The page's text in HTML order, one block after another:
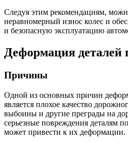
Следуя этим рекомендациям,
неравномерный износ колес и
и безопасную эксплуатацию
Деформация деталей
Причины
Одной из основных причин
является плохое качество
выбоины и другие преграды на
серьезные повреждения деталям
может привести к их деформации.